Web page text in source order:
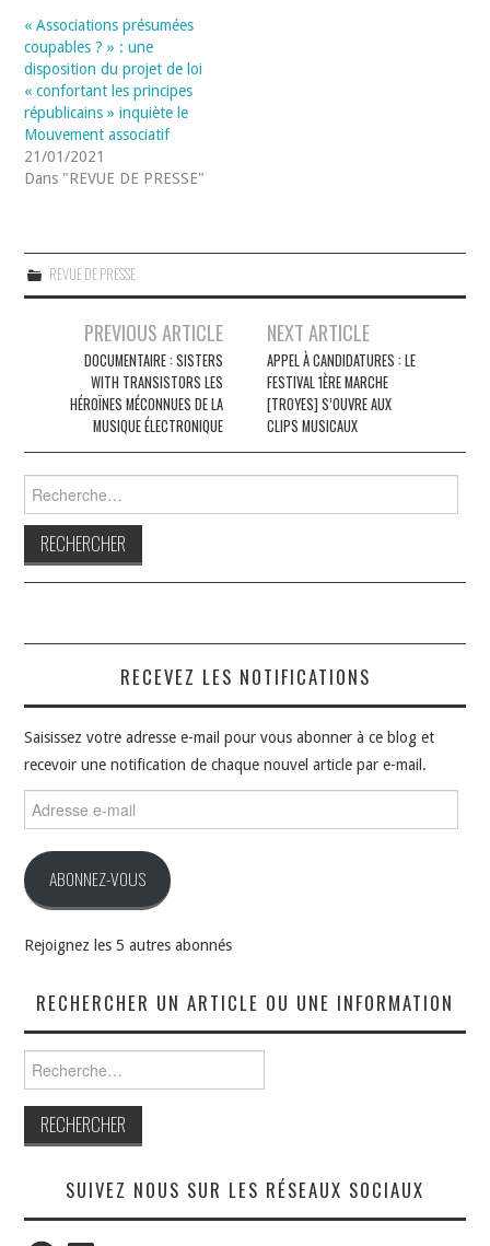
« Associations présumées
coupables ? » : une
disposition du projet de loi
« confortant les principes
républicains » inquiète le
Mouvement associatif
21/01/2021
Dans "REVUE DE PRESSE"
REVUE DE PRESSE
Navigation
articles
PREVIOUS ARTICLE
DOCUMENTAIRE : SISTERS
WITH TRANSISTORS LES
HÉROÏNES MÉCONNUES DE LA
MUSIQUE ÉLECTRONIQUE
NEXT ARTICLE
APPEL À CANDIDATURES : LE
FESTIVAL 1ÈRE MARCHE
[TROYES] S’OUVRE AUX
CLIPS MUSICAUX
RECEVEZ LES NOTIFICATIONS
Saisissez votre adresse e-mail pour vous abonner à ce blog et
recevoir une notification de chaque nouvel article par e-mail.
e-
ABONNEZ-VOUS
Rejoignez les 5 autres abonnés
RECHERCHER UN ARTICLE OU UNE INFORMATION
SUIVEZ NOUS SUR LES RÉSEAUX SOCIAUX